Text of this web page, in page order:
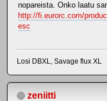
nopareista. Onko laatu
http://fi.eurorc.com/
esc
Losi DBXL, Savage flux XL
zeniitti